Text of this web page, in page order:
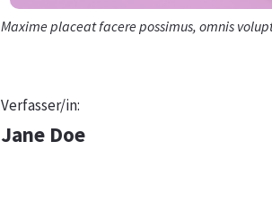
Maxime placeat facere possimus, omnis
Verfasser/in:
Jane Doe